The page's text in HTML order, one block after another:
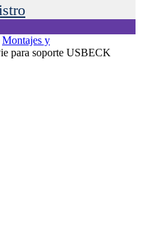
Montajes y
para soporte USBECK